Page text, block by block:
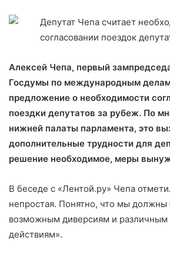
Алексей Чепа, первый
Госдумы по международным
предложение о необходимости
поездки депутатов за рубеж. По
нижней палаты парламента, это
дополнительные трудности для
решение необходимое, меры
В беседе с «Лентой.ру» Чепа
непростая. Понятно, что мы должны
возможным диверсиям и
действиям».